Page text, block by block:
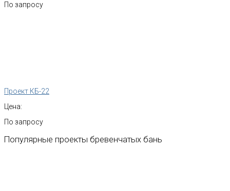
По запросу
Проект КБ-22
Цена:
По запросу
Популярные проекты бревенчатых бань